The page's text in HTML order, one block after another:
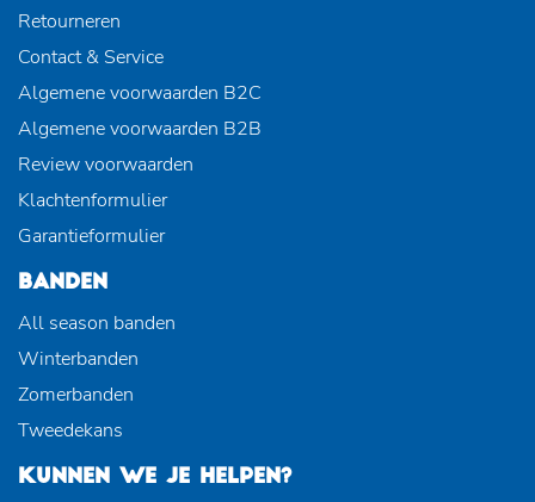
Retourneren
Contact & Service
Algemene voorwaarden B2C
Algemene voorwaarden B2B
Review voorwaarden
Klachtenformulier
Garantieformulier
BANDEN
All season banden
Winterbanden
Zomerbanden
Tweedekans
KUNNEN WE JE HELPEN?